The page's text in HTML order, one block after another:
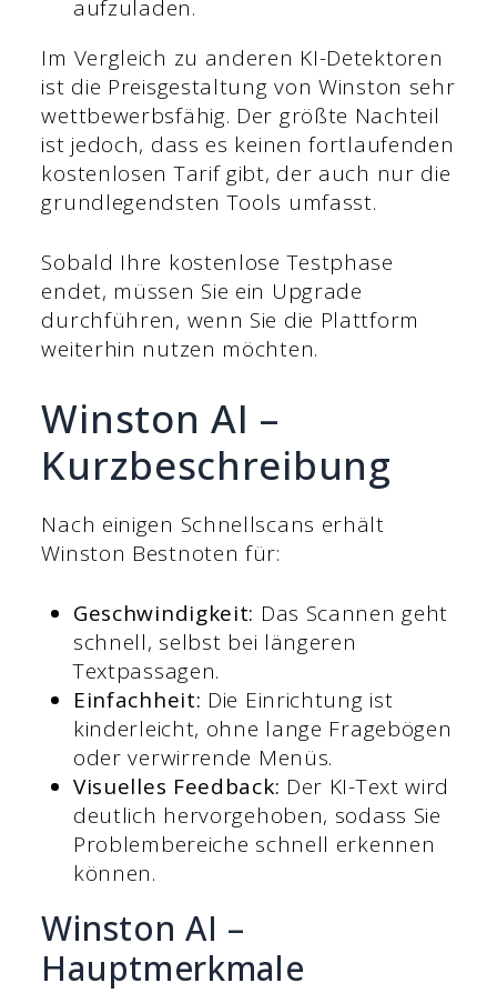
aufzuladen.
Im Vergleich zu anderen KI-Detektoren
ist die Preisgestaltung von Winston sehr
wettbewerbsfähig. Der größte Nachteil
ist jedoch, dass es keinen fortlaufenden
kostenlosen Tarif gibt, der auch nur die
grundlegendsten Tools umfasst.
Sobald Ihre kostenlose Testphase
endet, müssen Sie ein Upgrade
durchführen, wenn Sie die Plattform
weiterhin nutzen möchten.
Winston AI –
Kurzbeschreibung
Nach einigen Schnellscans erhält
Winston Bestnoten für:
Geschwindigkeit: Das Scannen geht
schnell, selbst bei längeren
Textpassagen.
Einfachheit: Die Einrichtung ist
kinderleicht, ohne lange Fragebögen
oder verwirrende Menüs.
Visuelles Feedback: Der KI-Text wird
deutlich hervorgehoben, sodass Sie
Problembereiche schnell erkennen
können.
Winston AI –
Hauptmerkmale